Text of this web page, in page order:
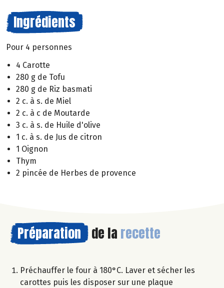
Ingrédients
Pour 4 personnes
4 Carotte
280 g de Tofu
280 g de Riz basmati
2 c. à s. de Miel
2 c. à c de Moutarde
3 c. à s. de Huile d'olive
1 c. à s. de Jus de citron
1 Oignon
Thym
2 pincée de Herbes de provence
Préparation de la recette
Préchauffer le four à 180°C. Laver et sécher les
carottes puis les disposer sur une plaque